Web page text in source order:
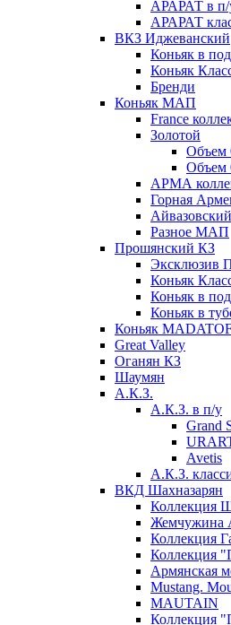
АРАРАТ в п/
АРАРАТ
ВКЗ Иджеванский
Коньяк в
Коньяк
Бренди
Коньяк МАП
France
Золотой
Объем
Объем
АРМА
Горная
Айвазовский
Разное МАП
Прошянский КЗ
Эксклюзив
Коньяк
Коньяк в
Коньяк в
Коньяк
Great Valley
Оганян КЗ
Шаумян
А.К.З.
А.К.З. в п/у
Grand
Avetis
А.К.З.
ВКД Шахназарян
Жемчужина
Коллекция
Коллекция
Армянская
Mustang.
MAUTAIN
Коллекция